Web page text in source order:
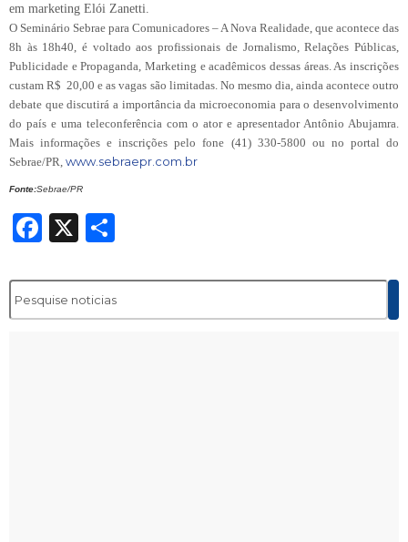
em marketing Elói Zanetti.
O Seminário Sebrae para Comunicadores – A Nova Realidade, que acontece das
8h às 18h40, é voltado aos profissionais de Jornalismo, Relações Públicas,
Publicidade e Propaganda, Marketing e acadêmicos dessas áreas. As inscrições
custam R$ 20,00 e as vagas são limitadas. No mesmo dia, ainda acontece outro
debate que discutirá a importância da microeconomia para o desenvolvimento
do país e uma teleconferência com o ator e apresentador Antônio Abujamra.
Mais informações e inscrições pelo fone (41) 330-5800 ou no portal do
Sebrae/PR, www.sebraepr.com.br
Fonte:Sebrae/PR
Facebook
X